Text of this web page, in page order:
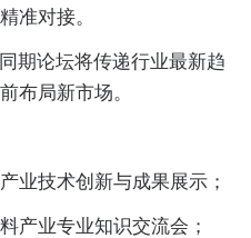
准对接。
期论坛将传递行业最新趋
布局新市场。
业技术创新与成果展示；
产业专业知识交流会；